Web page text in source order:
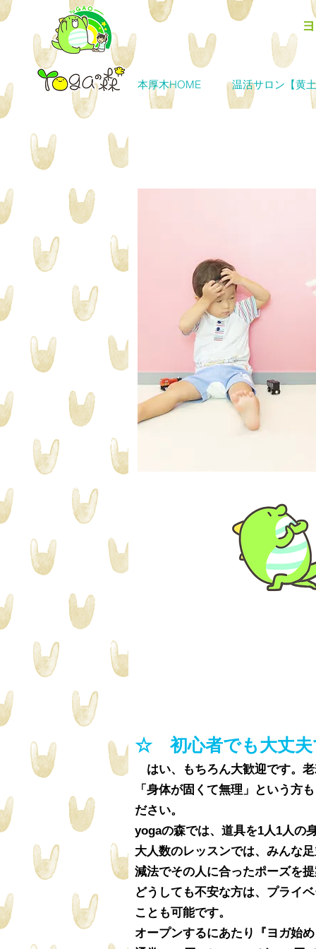
本厚木HOME 温活サロン【黄
☆ 初心者でも大丈夫
はい、もちろん大歓迎です。
「身体が固くて無理」という方
ださい。
yogaの森では、道具を1人1人の
大人数のレッスンでは、みんな
減法でその人に合ったポーズを
どうしても不安な方は、プライ
ことも可能です。
オープンするにあたり『ヨガ始